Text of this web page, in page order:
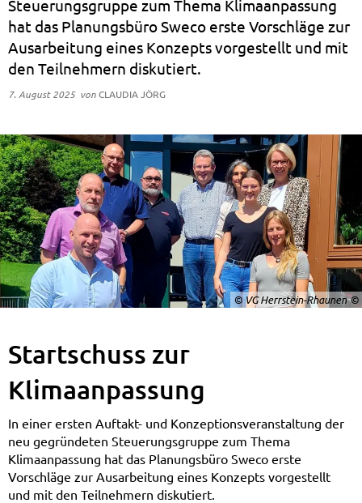
Steuerungsgruppe zum Thema Klimaanpassung
hat das Planungsbüro Sweco erste Vorschläge zur
Ausarbeitung eines Konzepts vorgestellt und mit
den Teilnehmern diskutiert.
7. August 2025 vonCLAUDIA JÖRG
© VG Herrstein-Rhaunen
Startschuss zur
Klimaanpassung
In einer ersten Auftakt- und Konzeptionsveranstaltung der
neu gegründeten Steuerungsgruppe zum Thema
Klimaanpassung hat das Planungsbüro Sweco erste
Vorschläge zur Ausarbeitung eines Konzepts vorgestellt
und mit den Teilnehmern diskutiert.